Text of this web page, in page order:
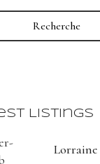
Recherche
Listings
Lorraine